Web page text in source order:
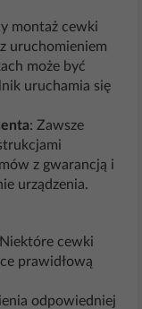
montaż cewki
uruchomieniem
może być
uruchamia się
: Zawsze
z gwarancją i
urządzenia.
cewki
prawidłową
odpowiedniej